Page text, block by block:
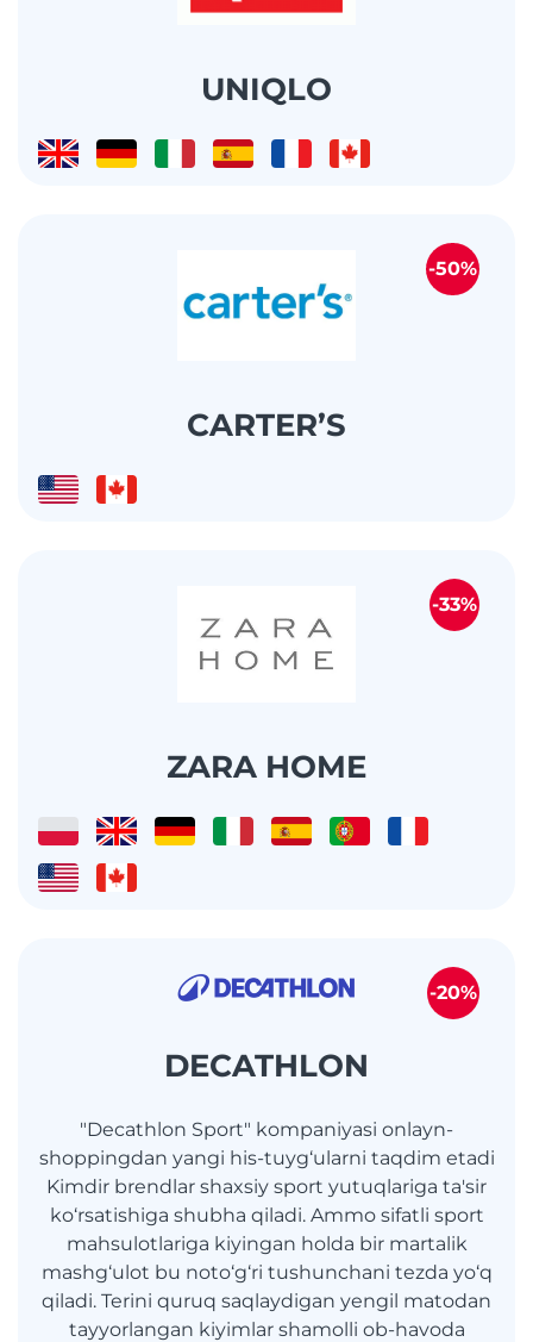
UNIQLO
CARTER’S
-50%
ZARA HOME
-33%
DECATHLON
"Decathlon Sport" kompaniyasi onlayn-
shoppingdan yangi his-tuyg‘ularni taqdim etadi
Kimdir brendlar shaxsiy sport yutuqlariga ta'sir
ko‘rsatishiga shubha qiladi. Ammo sifatli sport
mahsulotlariga kiyingan holda bir martalik
mashg‘ulot bu noto‘g‘ri tushunchani tezda yo‘q
qiladi. Terini quruq saqlaydigan yengil matodan
tayyorlangan kiyimlar shamolli ob-havoda
-20%